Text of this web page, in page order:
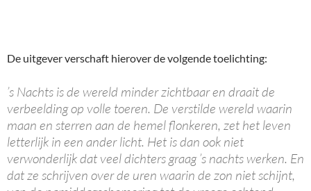
De uitgever verschaft hierover de volgende toelichting:
’s Nachts is de wereld minder zichtbaar en draait de
verbeelding op volle toeren. De verstilde wereld waarin
maan en sterren aan de hemel flonkeren, zet het leven
letterlijk in een ander licht. Het is dan ook niet
verwonderlijk dat veel dichters graag ’s nachts werken. En
dat ze schrijven over de uren waarin de zon niet schijnt,